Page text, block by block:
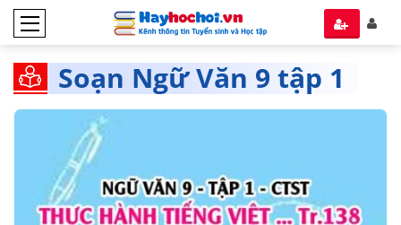
Soạn Ngữ Văn 9 tập 1
Chân trời ST